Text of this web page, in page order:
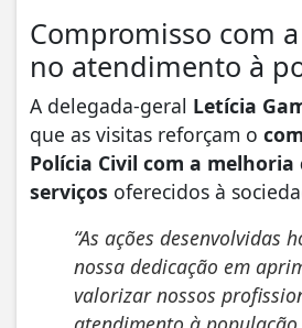
Compromisso com
no atendimento à
A delegada-geral Letícia
que as visitas reforçam o
Polícia Civil com a
serviços oferecidos à
“As ações desenvolvidas
nossa dedicação em
valorizar nossos